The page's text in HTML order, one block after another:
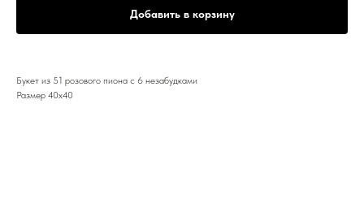
Добавить в корзину
Букет из 51 розового пиона с 6 незабудками
Размер 40х40